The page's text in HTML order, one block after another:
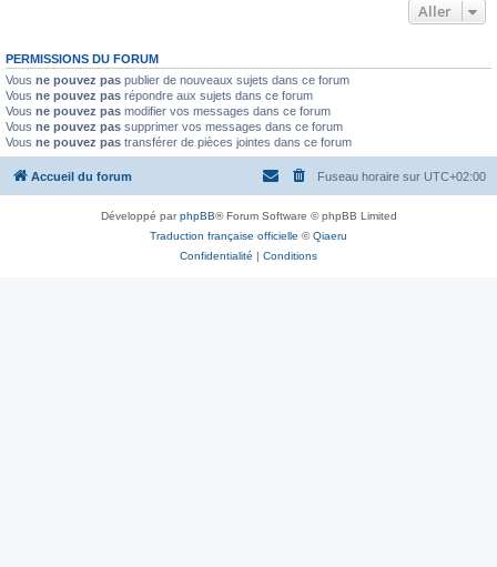
Aller
PERMISSIONS DU FORUM
Vous ne pouvez pas publier de nouveaux sujets dans ce forum
Vous ne pouvez pas répondre aux sujets dans ce forum
Vous ne pouvez pas modifier vos messages dans ce forum
Vous ne pouvez pas supprimer vos messages dans ce forum
Vous ne pouvez pas transférer de pièces jointes dans ce forum
Accueil du forum Fuseau horaire sur UTC+02:00
Développé parphpBB® Forum Software © phpBB Limited
Traduction française officielle ©Qiaeru
Confidentialité | Conditions